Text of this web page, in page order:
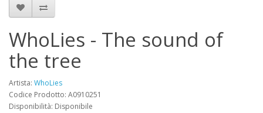
WhoLies - The sound of
the tree
Artista: WhoLies
Codice Prodotto: A0910251
Disponibilità: Disponibile